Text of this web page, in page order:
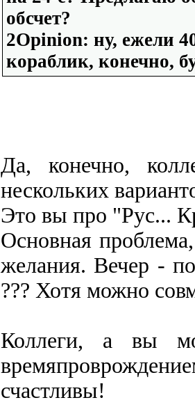
обсчет?
2Opinion: ну, ежели
кораблик, конечно,
Да, конечно,
нескольких
Это вы про "Рус...
Основная
желания. Вечер -
??? Хотя можно
Коллеги, а вы
счастливы!